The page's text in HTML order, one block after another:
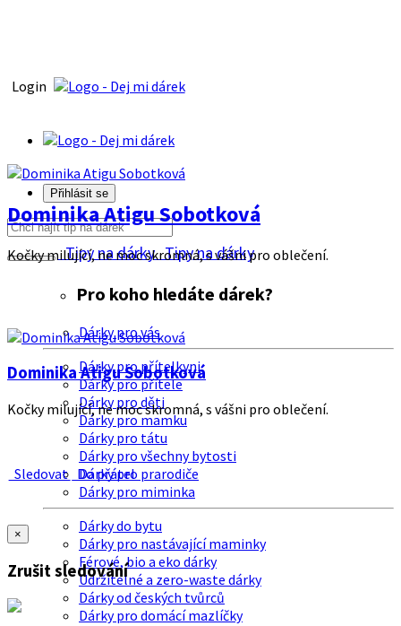
Login
Přihlásit se
Tipy na dárkyTipy na dárky
Pro koho hledáte dárek?
Dárky pro vás
Dárky pro přítelkyni
Dárky pro přítele
Dárky pro děti
Dárky pro mamku
Dárky pro tátu
Dárky pro všechny bytosti
Dárky pro prarodiče
Dárky pro miminka
Dárky do bytu
Dárky pro nastávající maminky
Férové, bio a eko dárky
Udržitelné a zero-waste dárky
Dárky od českých tvůrců
Dárky pro domácí mazlíčky
Dominika Atigu Sobotková
Kočky milující, ne moc skromná, s vášni pro oblečení.
Dominika Atigu Sobotková
Kočky milující, ne moc skromná, s vášni pro oblečení.
Sledovat Do přátel
×
Zrušit sledování